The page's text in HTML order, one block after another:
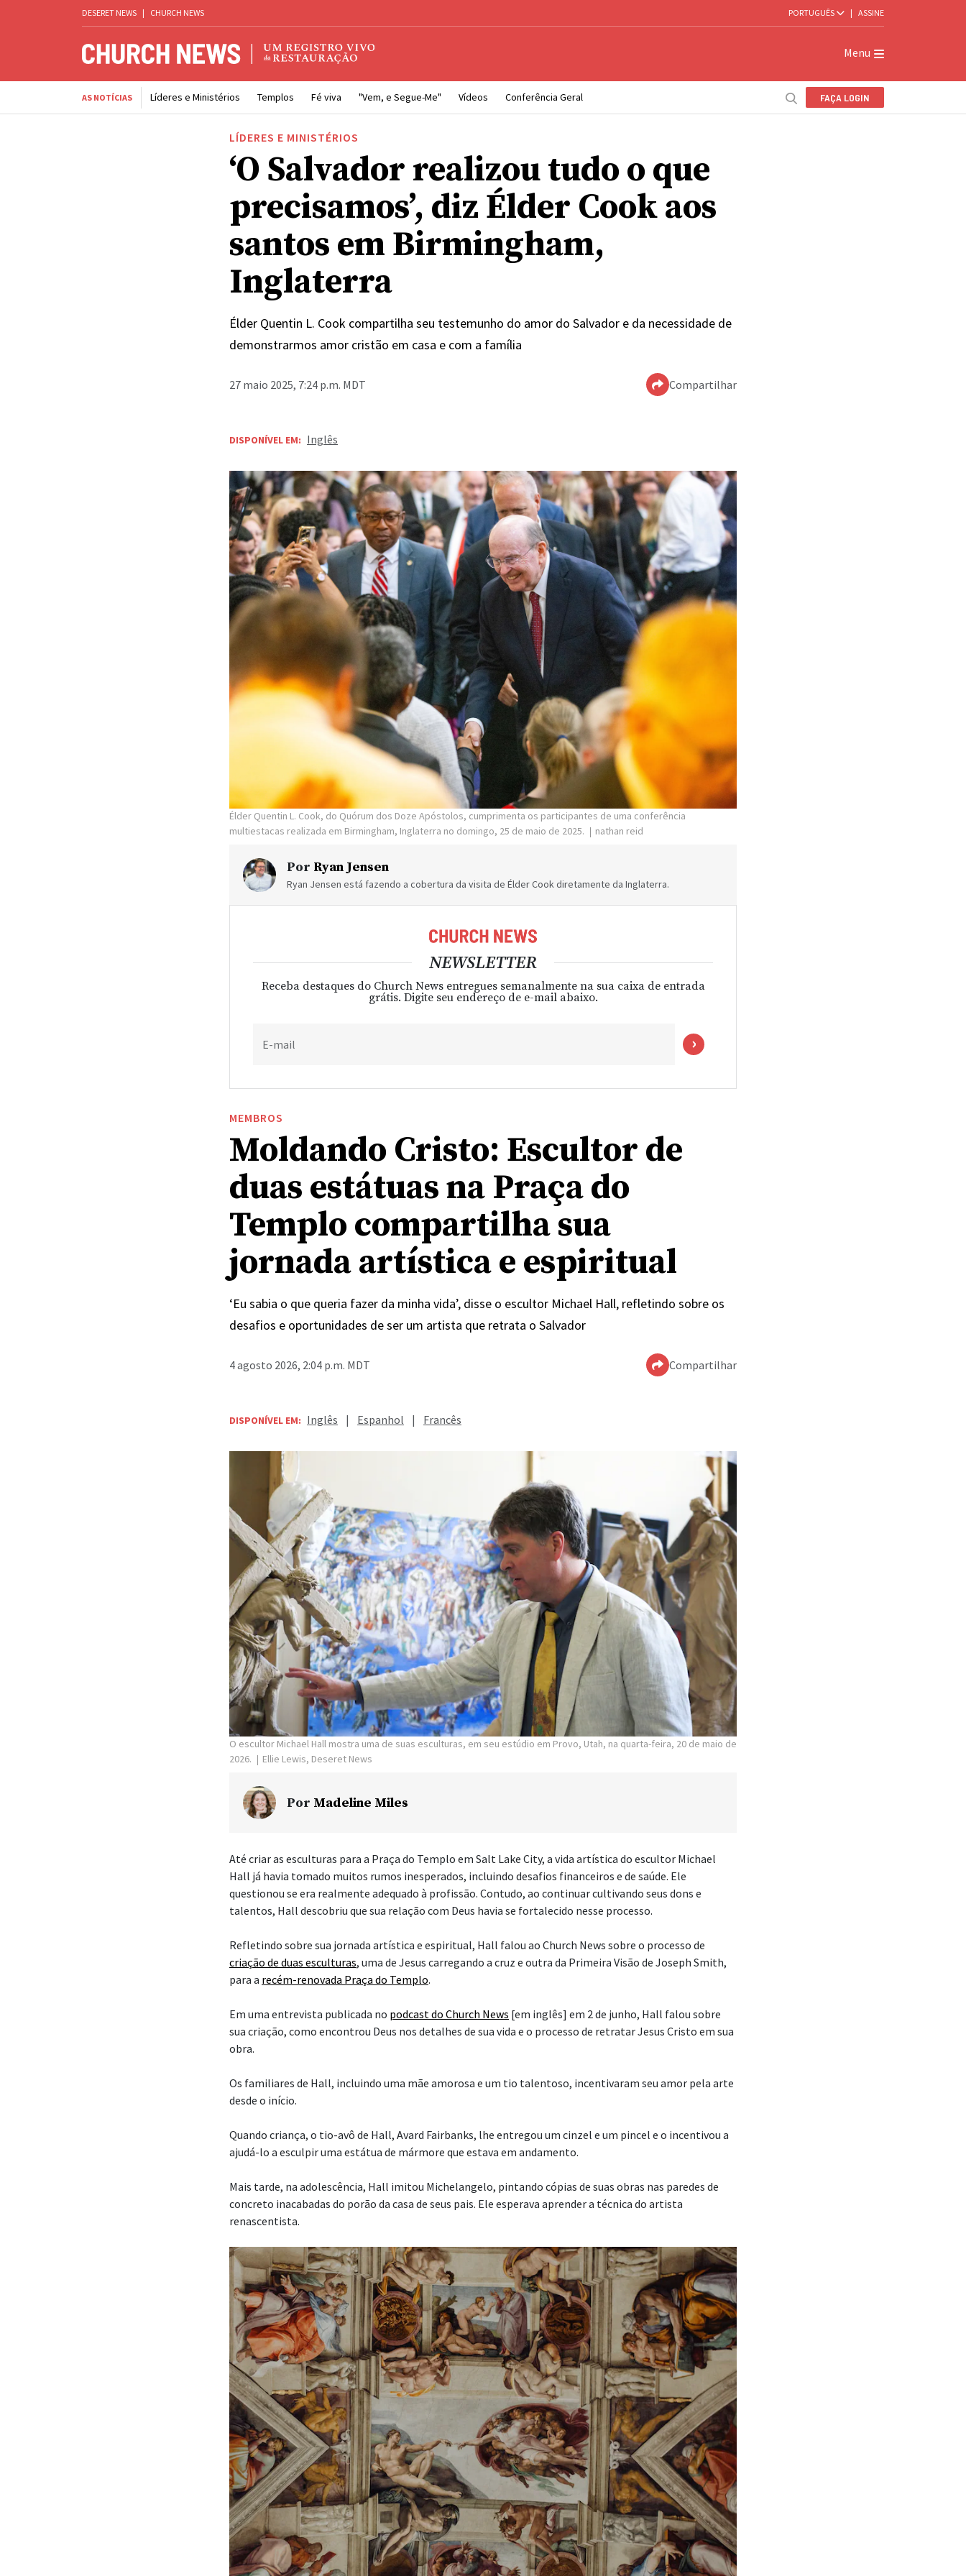
DESERET NEWS | CHURCH NEWS PORTUGUÊS | ASSINE
Menu
AS NOTÍCIAS Líderes e Ministérios Templos Fé viva "Vem, e Segue-Me" Vídeos Conferência Geral FAÇA LOGIN
LÍDERES E MINISTÉRIOS
‘O Salvador realizou tudo o que
precisamos’, diz Élder Cook aos
santos em Birmingham,
Inglaterra
Élder Quentin L. Cook compartilha seu testemunho do amor do Salvador e da necessidade de
demonstrarmos amor cristão em casa e com a família
27 maio 2025, 7:24 p.m. MDT Compartilhar
DISPONÍVEL EM: Inglês
Élder Quentin L. Cook, do Quórum dos Doze Apóstolos, cumprimenta os participantes de uma conferência
multiestacas realizada em Birmingham, Inglaterra no domingo, 25 de maio de 2025.
nathan reid
Por Ryan Jensen
Ryan Jensen está fazendo a cobertura da visita de Élder Cook diretamente da Inglaterra.
NEWSLETTER
Receba destaques do Church News entregues semanalmente na sua caixa de entrada
grátis. Digite seu endereço de e-mail abaixo.
E-mail
MEMBROS
Moldando Cristo: Escultor de
duas estátuas na Praça do
Templo compartilha sua
jornada artística e espiritual
‘Eu sabia o que queria fazer da minha vida’, disse o escultor Michael Hall, refletindo sobre os
desafios e oportunidades de ser um artista que retrata o Salvador
4 agosto 2026, 2:04 p.m. MDT Compartilhar
DISPONÍVEL EM: Inglês | Espanhol | Francês
O escultor Michael Hall mostra uma de suas esculturas, em seu estúdio em Provo, Utah, na quarta-feira, 20 de maio de
2026.
Ellie Lewis, Deseret News
Por Madeline Miles
Até criar as esculturas para a Praça do Templo em Salt Lake City, a vida artística do escultor Michael
Hall já havia tomado muitos rumos inesperados, incluindo desafios financeiros e de saúde. Ele
questionou se era realmente adequado à profissão. Contudo, ao continuar cultivando seus dons e
talentos, Hall descobriu que sua relação com Deus havia se fortalecido nesse processo.
Refletindo sobre sua jornada artística e espiritual, Hall falou ao Church News sobre o processo de
criação de duas esculturas, uma de Jesus carregando a cruz e outra da Primeira Visão de Joseph Smith,
para a recém-renovada Praça do Templo.
Em uma entrevista publicada no podcast do Church News [em inglês] em 2 de junho, Hall falou sobre
sua criação, como encontrou Deus nos detalhes de sua vida e o processo de retratar Jesus Cristo em sua
obra.
Os familiares de Hall, incluindo uma mãe amorosa e um tio talentoso, incentivaram seu amor pela arte
desde o início.
Quando criança, o tio-avô de Hall, Avard Fairbanks, lhe entregou um cinzel e um pincel e o incentivou a
ajudá-lo a esculpir uma estátua de mármore que estava em andamento.
Mais tarde, na adolescência, Hall imitou Michelangelo, pintando cópias de suas obras nas paredes de
concreto inacabadas do porão da casa de seus pais. Ele esperava aprender a técnica do artista
renascentista.